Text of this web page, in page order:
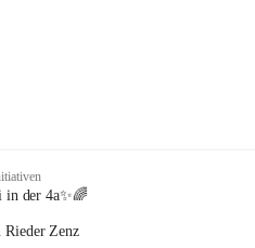
in der 4a✨🌈
Zenz